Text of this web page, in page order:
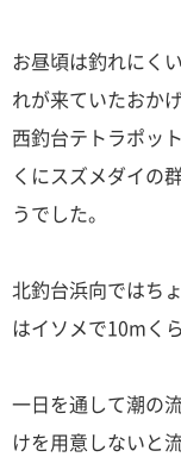
お昼頃は釣れにく
れが来ていたおか
西釣台テトラポッ
くにスズメダイの
うでした。
北釣台浜向ではち
はイソメで10mく
一日を通して潮の
けを用意しないと